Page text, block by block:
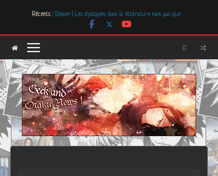
Récents : [Dossier] Les dystopies dans la littérature mais pas que …
Les Carnets de l’Apothicaire
Mr. & Mrs. Smith